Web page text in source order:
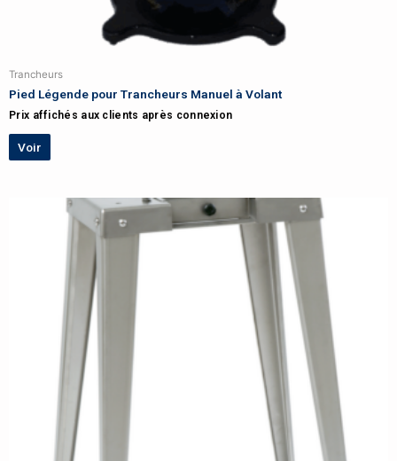
Trancheurs
Pied Légende pour Trancheurs Manuel à Volant
Prix affichés aux clients après connexion
Voir